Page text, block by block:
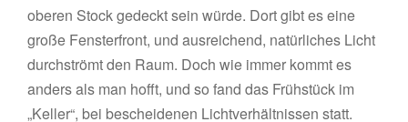
oberen Stock gedeckt sein würde. Dort gibt es eine
große Fensterfront, und ausreichend, natürliches Licht
durchströmt den Raum. Doch wie immer kommt es
anders als man hofft, und so fand das Frühstück im
„Keller“, bei bescheidenen Lichtverhältnissen statt.